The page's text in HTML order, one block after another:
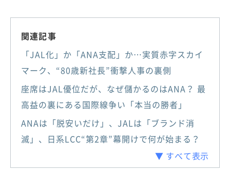
関連記事
「JAL化」か「ANA支配」か…実質赤字スカイ
マーク、“80歳新社長”衝撃人事の裏側
座席はJAL優位だが、なぜ儲かるのはANA？ 最
高益の裏にある国際線争い「本当の勝者」
ANAは「脱安いだけ」、JALは「ブランド消
滅」、日系LCC“第2章”幕開けで何が始まる？
▼ すべて表示